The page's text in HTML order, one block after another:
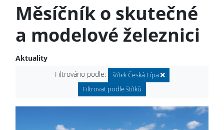
Měsíčník o skutečné
a modelové železnici
Aktuality
Filtrováno podle:
štítekČeská Lípa
Filtrovat podle štítků